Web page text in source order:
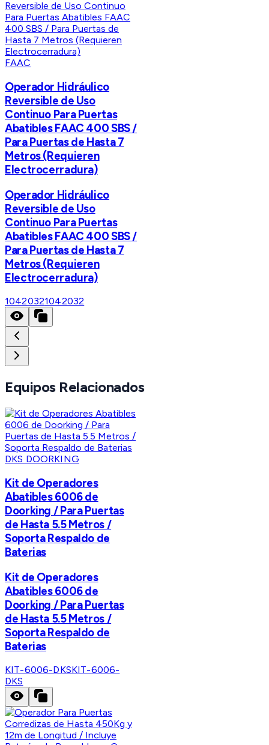
FAAC
Operador Hidráulico
Reversible de Uso
Continuo Para Puertas
Abatibles FAAC 400 SBS /
Para Puertas de Hasta 7
Metros (Requieren
Electrocerradura)
Operador Hidráulico
Reversible de Uso
Continuo Para Puertas
Abatibles FAAC 400 SBS /
Para Puertas de Hasta 7
Metros (Requieren
Electrocerradura)
10420321042032
Equipos Relacionados
DKS DOORKING
Kit de Operadores
Abatibles 6006 de
Doorking / Para Puertas
de Hasta 5.5 Metros /
Soporta Respaldo de
Baterias
Kit de Operadores
Abatibles 6006 de
Doorking / Para Puertas
de Hasta 5.5 Metros /
Soporta Respaldo de
Baterias
KIT-6006-DKSKIT-6006-
DKS